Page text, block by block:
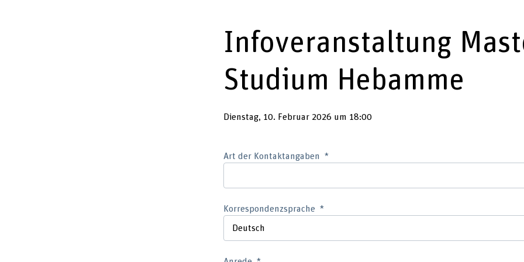
Infoveranstaltung
Studium Hebamme
Dienstag, 10. Februar 2026 um 18:00
Art der Kontaktangaben
Korrespondenzsprache